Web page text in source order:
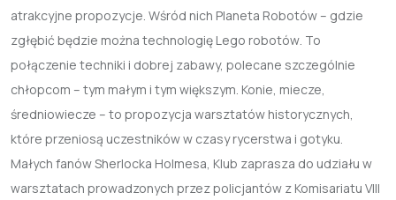
atrakcyjne propozycje. Wśród nich Planeta Robotów – gdzie
zgłębić będzie można technologię Lego robotów . To
połączenie techniki i dobrej zabawy, polecane szczególnie
chłopcom – tym małym i tym większym. Konie, miecze,
średniowiecze – to propozycja warsztatów historycznych,
które przeniosą uczestników w czasy rycerstwa i gotyku.
Małych fanów Sherlocka Holmesa, Klub zaprasza do udziału w
warsztatach prowadzonych przez policjantów z Komisariatu VIII